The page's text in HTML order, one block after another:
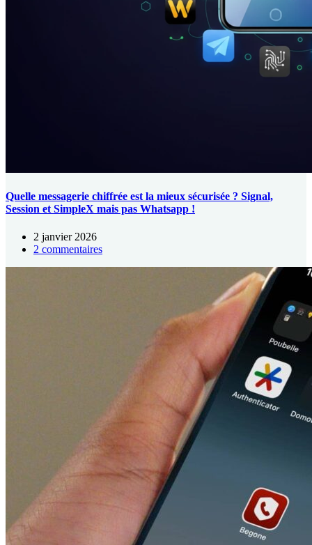
Quelle messagerie chiffrée est la mieux sécurisée ? Signal,
Session et SimpleX mais pas Whatsapp !
2 janvier 2026
2 commentaires